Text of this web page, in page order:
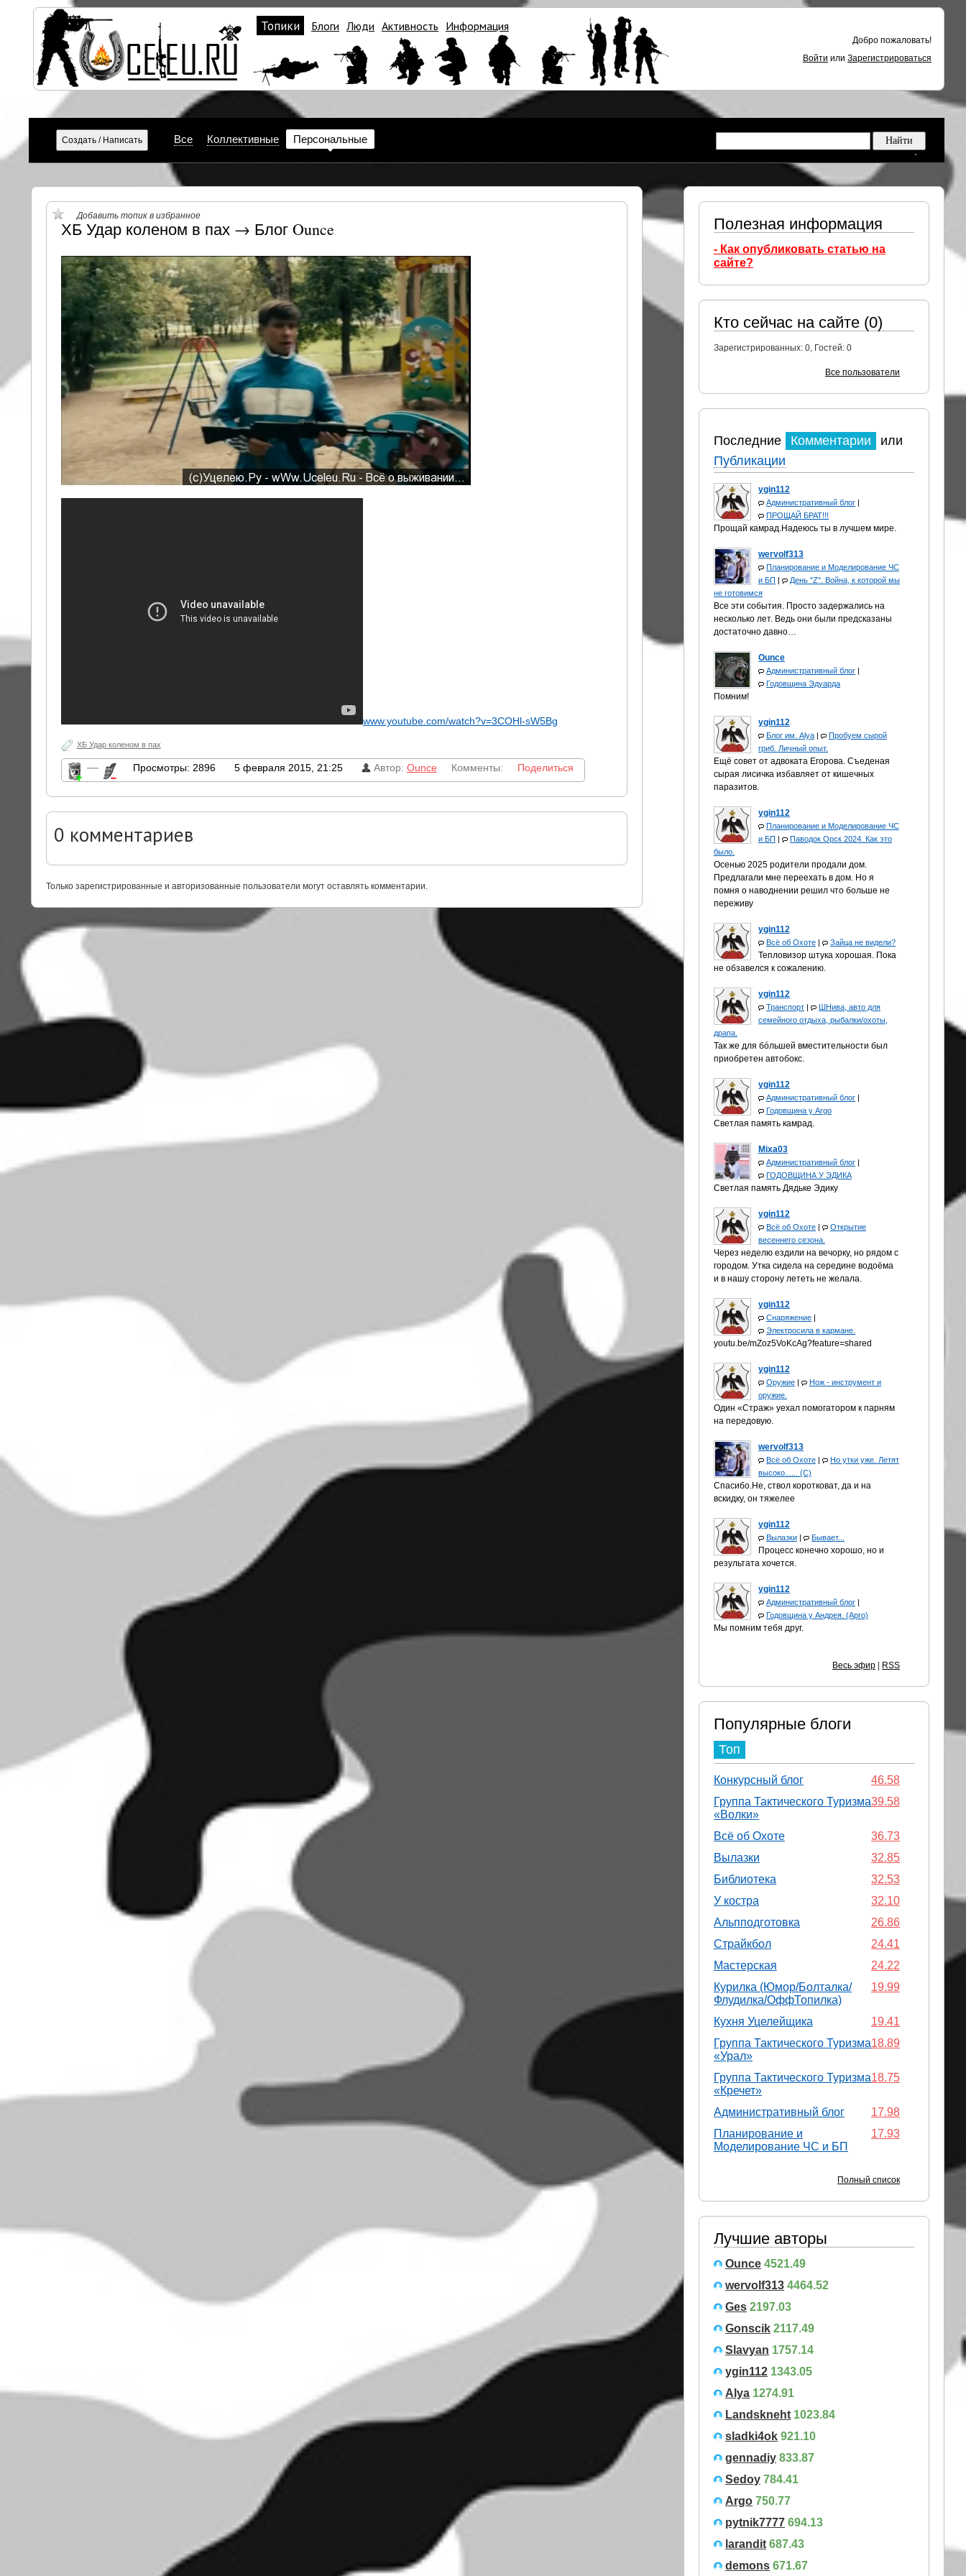
Топики Блоги Люди Активность Информация
Добро пожаловать!
Войти или Зарегистрироваться
Все Коллективные Персональные
Полезная информация
- Как опубликовать статью на
сайте?
Кто сейчас на сайте (0)
Зарегистрированных: 0, Гостей: 0
Все пользователи
Последние Комментарии
или
Публикации
ygin112
Административный блог |
ПРОЩАЙ БРАТ!!!
Прощай камрад.Надеюсь ты в лучшем мире.
wervolf313
Планирование и Моделирование ЧС
и БП |
День "Z". Война, к которой мы
не готовимся
Все эти события. Просто задержались на
несколько лет. Ведь они были предсказаны
достаточно давно…
Ounce
Административный блог |
Годовщина Эдуарда
Помним!
ygin112
Блог им. Alya |
Пробуем сырой
гриб. Личный опыт.
Ещё совет от адвоката Егорова. Съеденая
сырая лисичка избавляет от кишечных
паразитов.
ygin112
Планирование и Моделирование ЧС
и БП |
Паводок Орск 2024. Как это
было.
Осенью 2025 родители продали дом.
Предлагали мне переехать в дом. Но я
помня о наводнении решил что больше не
переживу
ygin112
Всё об Охоте | Зайца не видели?
Тепловизор штука хорошая. Пока
не обзавелся к сожалению.
ygin112
Транспорт |
ШНива, авто для
семейного отдыха, рыбалки/охоты,
драпа.
Так же для бóльшей вместительности был
приобретен автобокс.
ygin112
Административный блог |
Годовщина у Аrgo
Светлая память камрад.
Mixa03
Административный блог |
ГОДОВЩИНА У ЭДИКА
Светлая память Дядьке Эдику
ygin112
Всё об Охоте |
Открытие
весеннего сезона.
Через неделю ездили на вечорку, но рядом с
городом. Утка сидела на середине водоёма
и в нашу сторону лететь не желала.
ygin112
Снаряжение |
Электросила в кармане.
youtu.be/mZoz5VoKcAg?feature=shared
ygin112
Оружие |
Нож - инструмент и
оружие.
Один «Страж» уехал помогатором к парням
на передовую.
wervolf313
Всё об Охоте |
Но утки уже. Летят
высоко...... (С)
Спасибо.Не, ствол коротковат, да и на
вскидку, он тяжелее
ygin112
Вылазки | Бывает...
Процесс конечно хорошо, но и
результата хочется.
ygin112
Административный блог |
Годовщина у Андрея. (Арго)
Мы помним тебя друг.
Весь эфир RSS
Популярные блоги
Топ
46.58
Конкурсный блог
39.58
Группа Тактического Туризма
«Волки»
36.73
Всё об Охоте
32.85
Вылазки
32.53
Библиотека
32.10
У костра
26.86
Альпподготовка
24.41
Страйкбол
24.22
Мастерская
19.99
Курилка (Юмор/Болталка/
Флудилка/ОффТопилка)
19.41
Кухня Уцелейщика
18.89
Группа Тактического Туризма
«Урал»
18.75
Группа Тактического Туризма
«Кречет»
17.98
Административный блог
17.93
Планирование и
Моделирование ЧС и БП
Полный список
Лучшие авторы
Ounce 4521.49
wervolf313 4464.52
Ges 2197.03
Gonscik 2117.49
Slavyan 1757.14
ygin112 1343.05
Alya 1274.91
Landskneht 1023.84
sladki4ok 921.10
gennadiy 833.87
Sedoy 784.41
Argo 750.77
pytnik7777 694.13
larandit 687.43
demons 671.67
Добавить топик в избранное
ХБ Удар коленом в пах → Блог Ounce
www.youtube.com/watch?v=3COHl-sW5Bg
ХБ Удар коленом в пах
— Просмотры: 2896 5 февраля 2015, 21:25 Автор: Ounce Комменты: Поделиться
0 комментариев
Только зарегистрированные и авторизованные пользователи могут оставлять комментарии.